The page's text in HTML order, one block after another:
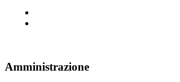
Amministrazione